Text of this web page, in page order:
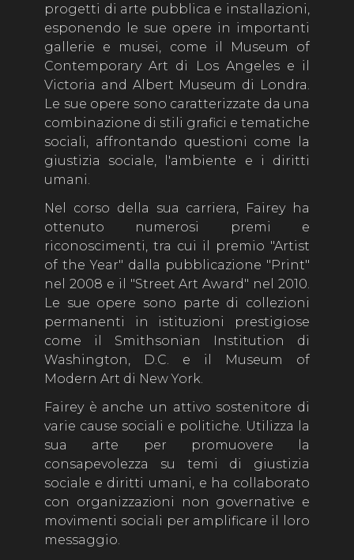
progetti di arte pubblica e installazioni,
esponendo le sue opere in importanti
gallerie e musei, come il Museum of
Contemporary Art di Los Angeles e il
Victoria and Albert Museum di Londra.
Le sue opere sono caratterizzate da una
combinazione di stili grafici e tematiche
sociali, affrontando questioni come la
giustizia sociale, l'ambiente e i diritti
umani.
Nel corso della sua carriera, Fairey ha
ottenuto numerosi premi e
riconoscimenti, tra cui il premio "Artist
of the Year" dalla pubblicazione "Print"
nel 2008 e il "Street Art Award" nel 2010.
Le sue opere sono parte di collezioni
permanenti in istituzioni prestigiose
come il Smithsonian Institution di
Washington, D.C. e il Museum of
Modern Art di New York.
Fairey è anche un attivo sostenitore di
varie cause sociali e politiche. Utilizza la
sua arte per promuovere la
consapevolezza su temi di giustizia
sociale e diritti umani, e ha collaborato
con organizzazioni non governative e
movimenti sociali per amplificare il loro
messaggio.